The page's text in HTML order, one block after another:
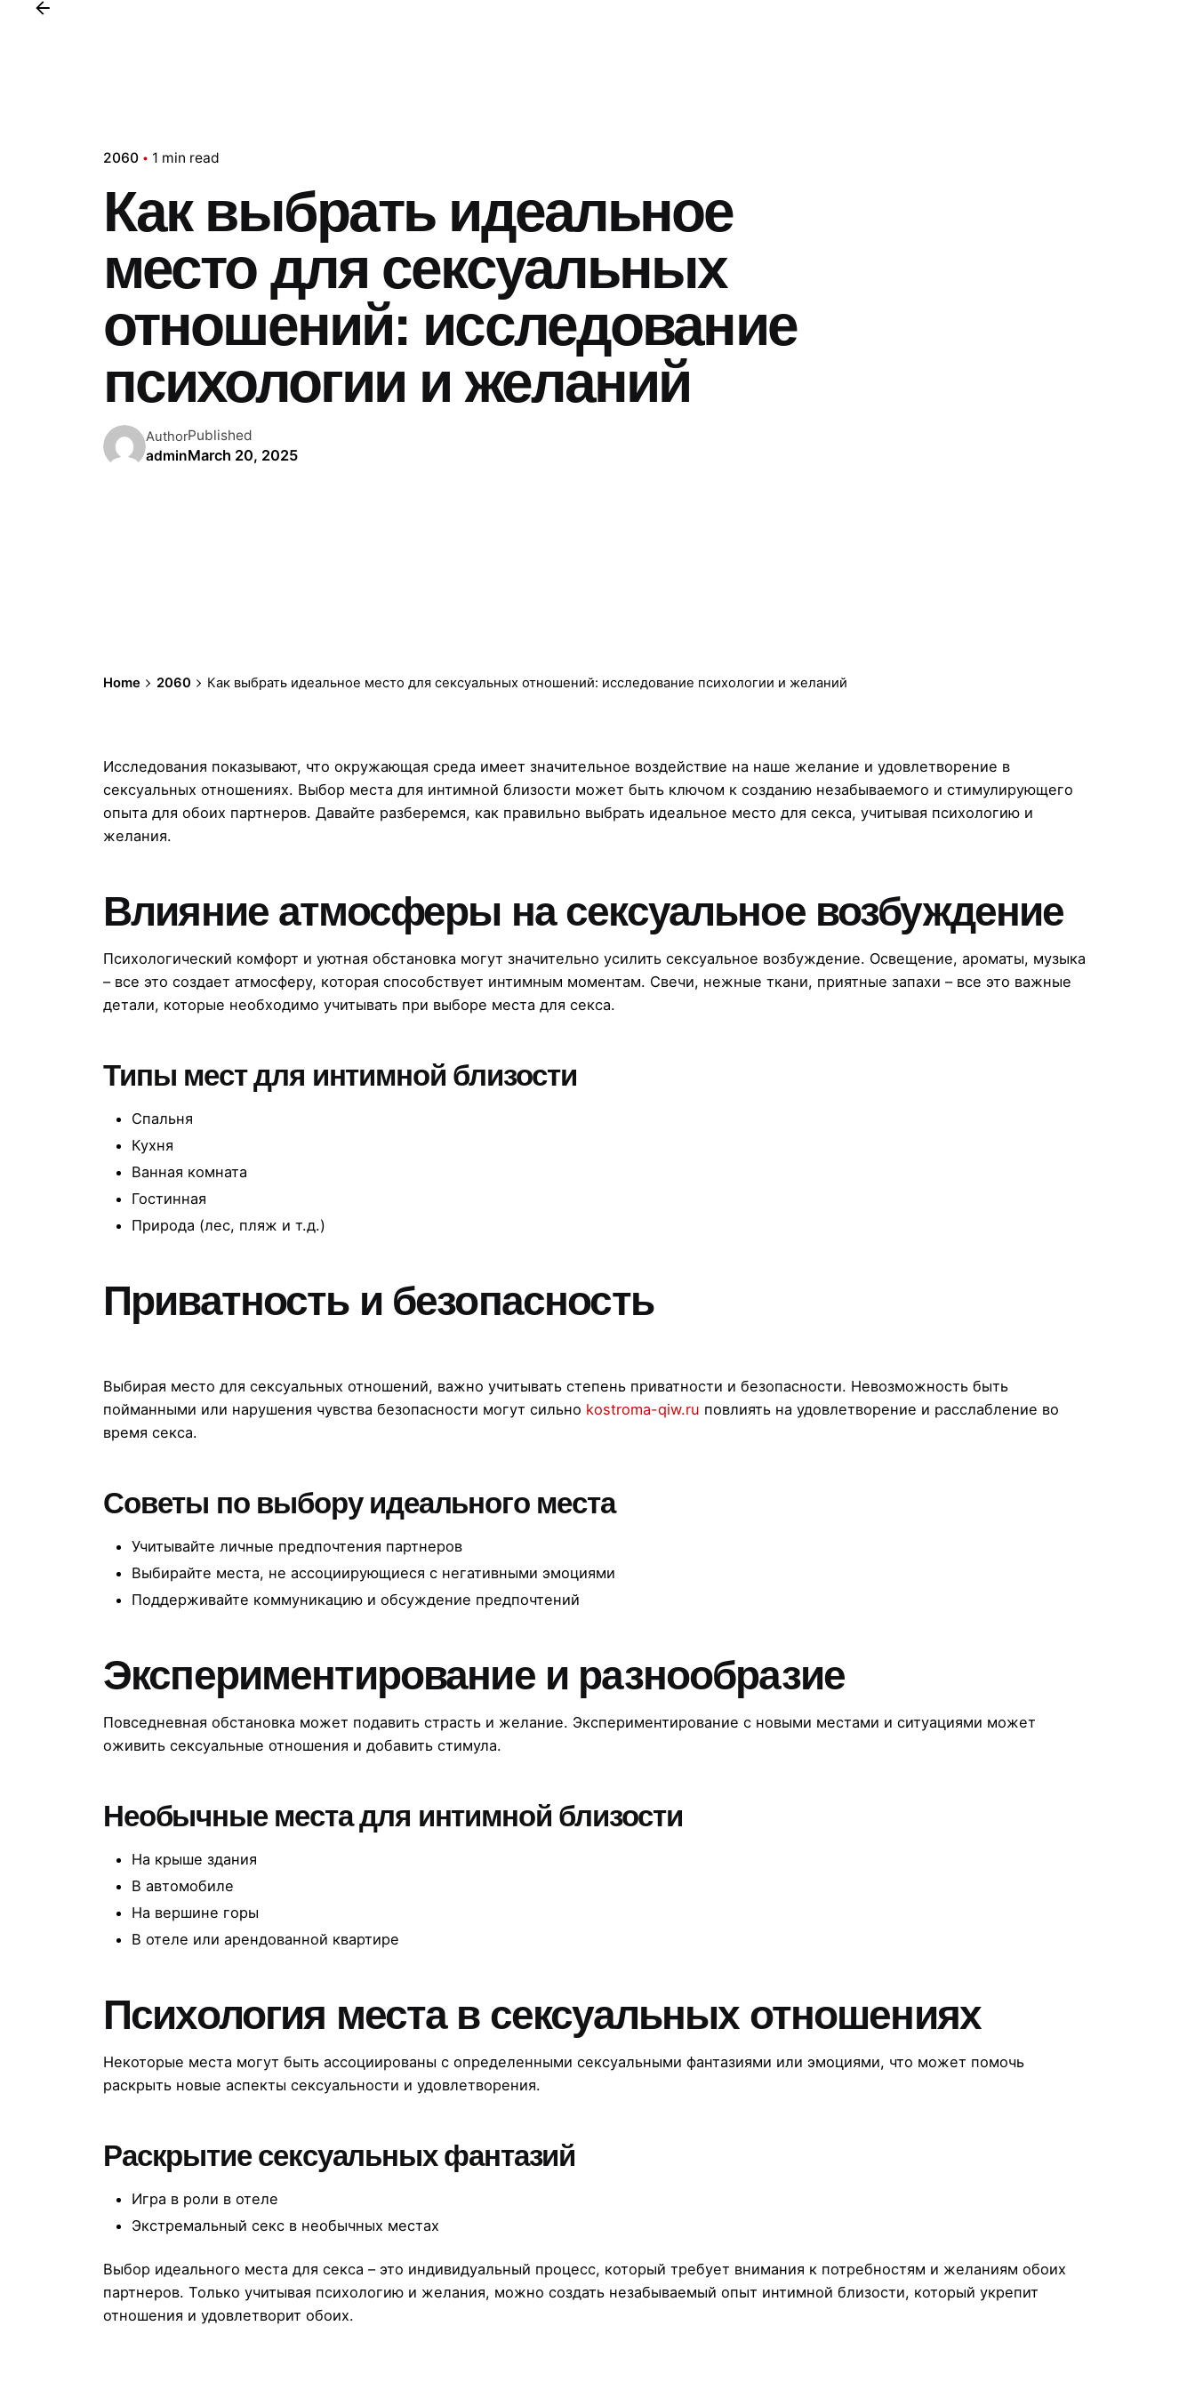
2060 1 min read
Как выбрать идеальное
место для сексуальных
отношений: исследование
психологии и желаний
Author
admin
Published
March 20, 2025
Home 2060 Как выбрать идеальное место для сексуальных отношений: исследование психологии и желаний
Исследования показывают, что окружающая среда имеет значительное воздействие на наше желание и удовлетворение в
сексуальных отношениях. Выбор места для интимной близости может быть ключом к созданию незабываемого и стимулирующего
опыта для обоих партнеров. Давайте разберемся, как правильно выбрать идеальное место для секса, учитывая психологию и
желания.
Влияние атмосферы на сексуальное возбуждение
Психологический комфорт и уютная обстановка могут значительно усилить сексуальное возбуждение. Освещение, ароматы, музыка
– все это создает атмосферу, которая способствует интимным моментам. Свечи, нежные ткани, приятные запахи – все это важные
детали, которые необходимо учитывать при выборе места для секса.
Типы мест для интимной близости
Спальня
Кухня
Ванная комната
Гостинная
Природа (лес, пляж и т.д.)
Приватность и безопасность
Выбирая место для сексуальных отношений, важно учитывать степень приватности и безопасности. Невозможность быть
пойманными или нарушения чувства безопасности могут сильно kostroma-qiw.ru повлиять на удовлетворение и расслабление во
время секса.
Советы по выбору идеального места
Учитывайте личные предпочтения партнеров
Выбирайте места, не ассоциирующиеся с негативными эмоциями
Поддерживайте коммуникацию и обсуждение предпочтений
Экспериментирование и разнообразие
Повседневная обстановка может подавить страсть и желание. Экспериментирование с новыми местами и ситуациями может
оживить сексуальные отношения и добавить стимула.
Необычные места для интимной близости
На крыше здания
В автомобиле
На вершине горы
В отеле или арендованной квартире
Психология места в сексуальных отношениях
Некоторые места могут быть ассоциированы с определенными сексуальными фантазиями или эмоциями, что может помочь
раскрыть новые аспекты сексуальности и удовлетворения.
Раскрытие сексуальных фантазий
Игра в роли в отеле
Экстремальный секс в необычных местах
Выбор идеального места для секса – это индивидуальный процесс, который требует внимания к потребностям и желаниям обоих
партнеров. Только учитывая психологию и желания, можно создать незабываемый опыт интимной близости, который укрепит
отношения и удовлетворит обоих.